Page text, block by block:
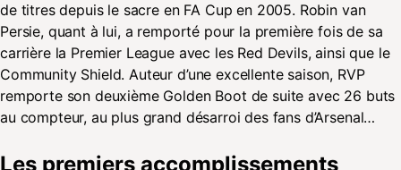
de titres depuis le sacre en FA Cup en 2005. Robin van
Persie, quant à lui, a remporté pour la première fois de sa
carrière la Premier League avec les Red Devils, ainsi que le
Community Shield. Auteur d’une excellente saison, RVP
remporte son deuxième Golden Boot de suite avec 26 buts
au compteur, au plus grand désarroi des fans d’Arsenal…
Les premiers accomplissements